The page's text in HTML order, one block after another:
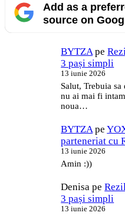
Add as a
source on
BYTZA pe
3 pași simpli
13 iunie 2026
Salut, Trebuia
nu ai mai fi
noua…
BYTZA pe
parteneriat cu
13 iunie 2026
Amin :))
Denisa pe
3 pași simpli
13 iunie 2026